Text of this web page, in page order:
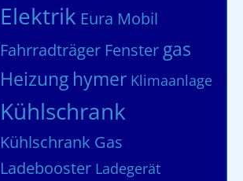
Elektrik Eura Mobil
Fahrradträger Fenster gas
Heizung hymer Klimaanlage
Kühlschrank
Kühlschrank Gas
Ladebooster Ladegerät